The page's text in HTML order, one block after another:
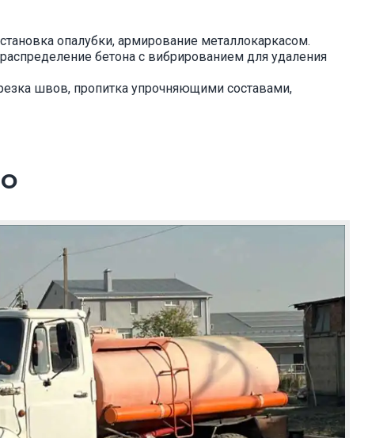
опалубки, армирование металлокаркасом.
бетона с вибрированием для удаления
швов, пропитка упрочняющими составами,